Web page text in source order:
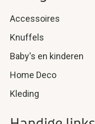
Accessoires
Knuffels
Baby's en kinderen
Home Deco
Kleding